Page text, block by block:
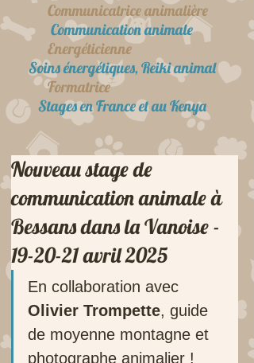
Communicatrice animalière
Communication animale
Energéticienne
Soins énergétiques, Reiki animal
Formatrice
Stages en France et au Kenya
Nouveau stage de
communication animale à
Bessans dans la Vanoise -
19-20-21 avril 2025
En collaboration avec
Olivier Trompette, guide
de moyenne montagne et
photographe animalier !